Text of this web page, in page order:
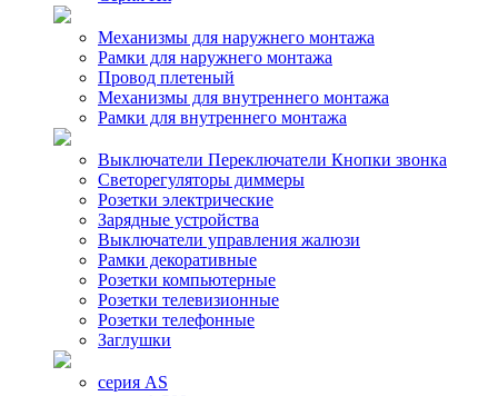
Механизмы для наружнего монтажа
Рамки для наружнего монтажа
Провод плетеный
Механизмы для внутреннего монтажа
Рамки для внутреннего монтажа
Выключатели Переключатели Кнопки звонка
Светорегуляторы диммеры
Розетки электрические
Зарядные устройства
Выключатели управления жалюзи
Рамки декоративные
Розетки компьютерные
Розетки телевизионные
Розетки телефонные
Заглушки
серия AS